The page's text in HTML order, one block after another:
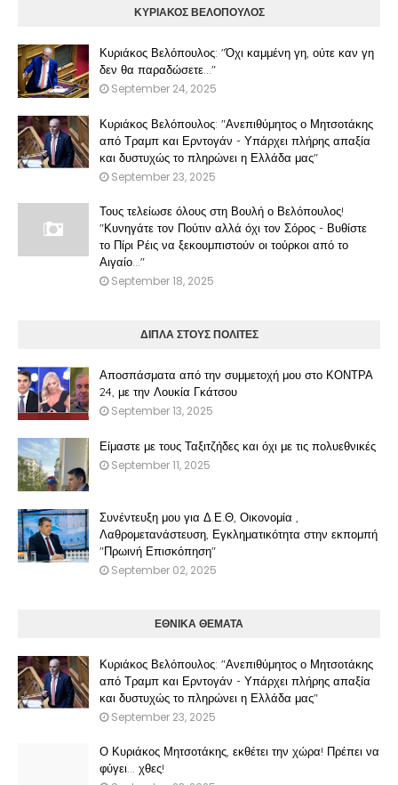
ΚΥΡΙΑΚΟΣ ΒΕΛΟΠΟΥΛΟΣ
Κυριάκος Βελόπουλος: "Όχι καμμένη γη, ούτε καν γη
δεν θα παραδώσετε..."
September 24, 2025
Κυριάκος Βελόπουλος: "Ανεπιθύμητος ο Μητσοτάκης
από Τραμπ και Ερντογάν - Υπάρχει πλήρης απαξία
και δυστυχώς το πληρώνει η Ελλάδα μας"
September 23, 2025
Τους τελείωσε όλους στη Βουλή ο Βελόπουλος!
"Κυνηγάτε τον Πούτιν αλλά όχι τον Σόρος - Βυθίστε
το Πίρι Ρέις να ξεκουμπιστούν οι τούρκοι από το
Αιγαίο..."
September 18, 2025
ΔΙΠΛΑ ΣΤΟΥΣ ΠΟΛΙΤΕΣ
Αποσπάσματα από την συμμετοχή μου στο ΚΟΝΤΡΑ
24, με την Λουκία Γκάτσου
September 13, 2025
Είμαστε με τους Ταξιτζήδες και όχι με τις πολυεθνικές
September 11, 2025
Συνέντευξη μου για Δ.Ε.Θ, Οικονομία ,
Λαθρομετανάστευση, Εγκληματικότητα στην εκπομπή
"Πρωινή Επισκόπηση"
September 02, 2025
ΕΘΝΙΚΑ ΘΕΜΑΤΑ
Κυριάκος Βελόπουλος: "Ανεπιθύμητος ο Μητσοτάκης
από Τραμπ και Ερντογάν - Υπάρχει πλήρης απαξία
και δυστυχώς το πληρώνει η Ελλάδα μας"
September 23, 2025
Ο Κυριάκος Μητσοτάκης, εκθέτει την χώρα! Πρέπει να
φύγει… χθες!